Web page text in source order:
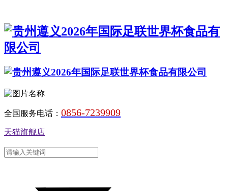
全国服务电话： 0856-7239909
天猫旗舰店